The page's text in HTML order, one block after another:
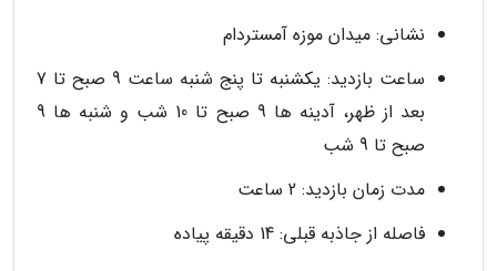
نشانی: میدان موزه آمستردام
ساعت بازدید: یکشنبه تا پنج شنبه ساعت 9 صبح تا 7
بعد از ظهر، آدینه ها 9 صبح تا 10 شب و شنبه ها 9
صبح تا 9 شب
مدت زمان بازدید: 2 ساعت
فاصله از جاذبه قبلی: 14 دقیقه پیاده